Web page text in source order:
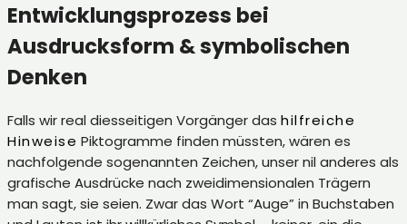
Entwicklungsprozess bei
Ausdrucksform & symbolischen
Denken
Falls wir real diesseitigen Vorgänger das hilfreiche
Hinweise Piktogramme finden müssten, wären es
nachfolgende sogenannten Zeichen, unser nil anderes als
grafische Ausdrücke nach zweidimensionalen Trägern
man sagt, sie seien. Zwar das Wort “Auge” in Buchstaben